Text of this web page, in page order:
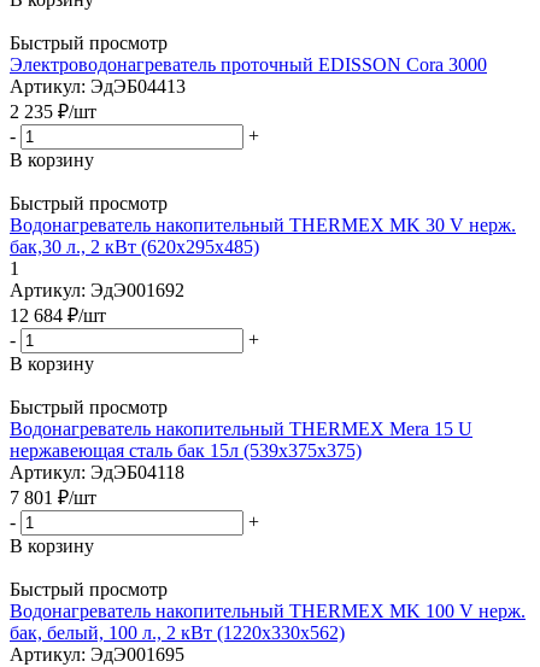
Быстрый просмотр
Электроводонагреватель проточный EDISSON Cora 3000
Артикул: ЭдЭБ04413
2 235 ₽/шт
-
+
В корзину
Быстрый просмотр
Водонагреватель накопительный THERMEX MK 30 V нерж.
бак,30 л., 2 кВт (620х295х485)
1
Артикул: ЭдЭ001692
12 684 ₽/шт
-
+
В корзину
Быстрый просмотр
Водонагреватель накопительный THERMEX Mera 15 U
нержавеющая сталь бак 15л (539х375х375)
Артикул: ЭдЭБ04118
7 801 ₽/шт
-
+
В корзину
Быстрый просмотр
Водонагреватель накопительный THERMEX MK 100 V нерж.
бак, белый, 100 л., 2 кВт (1220х330х562)
Артикул: ЭдЭ001695